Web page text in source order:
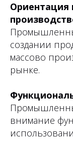
создании
массово
рынке.
внимание